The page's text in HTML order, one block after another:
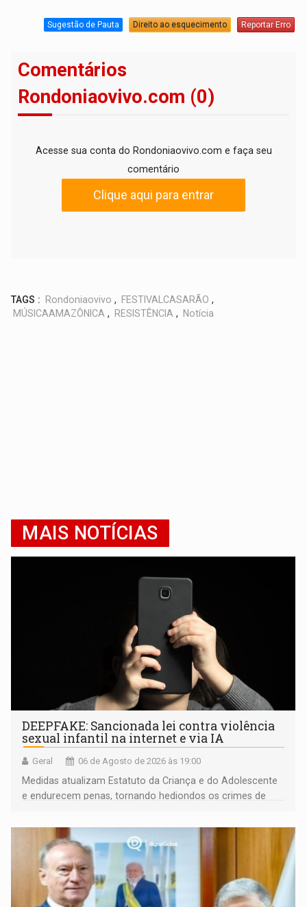
Sugestão de Pauta Direito ao esquecimento Reportar Erro
Comentários
Rondoniaovivo.com (0)
Acesse sua conta do Rondoniaovivo.com e faça seu
comentário
Clique aqui para entrar
TAGS : Rondoniaovivo , FESTIVALCASARÃO ,
MÚSICAAMAZÔNICA , RESISTÊNCIA , Notícia
MAIS NOTÍCIAS
DEEPFAKE: Sancionada lei contra violência
sexual infantil na internet e via IA
Geral 06 de Agosto de 2026 às 19:00
Medidas atualizam Estatuto da Criança e do Adolescente
e endurecem penas, tornando hediondos os crimes de